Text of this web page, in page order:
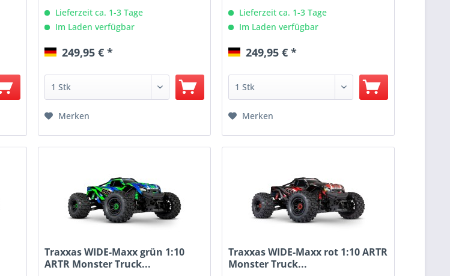
Lieferzeit ca. 1-3 Tage
Im Laden verfügbar
249,95 € *
Merken
Lieferzeit ca. 1-3 Tage
Im Laden verfügbar
249,95 € *
Merken
Traxxas WIDE-Maxx grün 1:10
ARTR Monster Truck...
Traxxas WIDE-Maxx rot 1:10 ARTR
Monster Truck...